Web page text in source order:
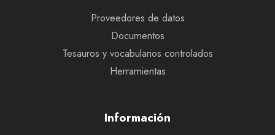
Proveedores de datos
Documentos
Tesauros y vocabularios controlados
Herramientas
Información